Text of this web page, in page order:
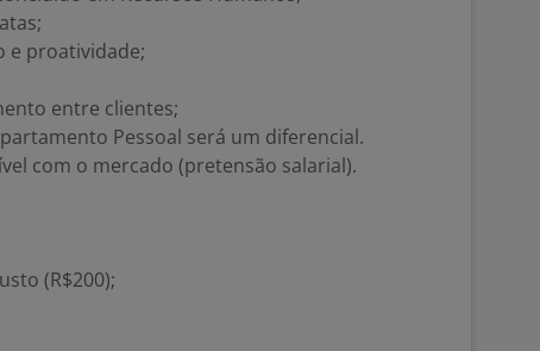
e proatividade;
entre clientes;
Pessoal será um diferencial.
com o mercado (pretensão salarial).
(R$200);